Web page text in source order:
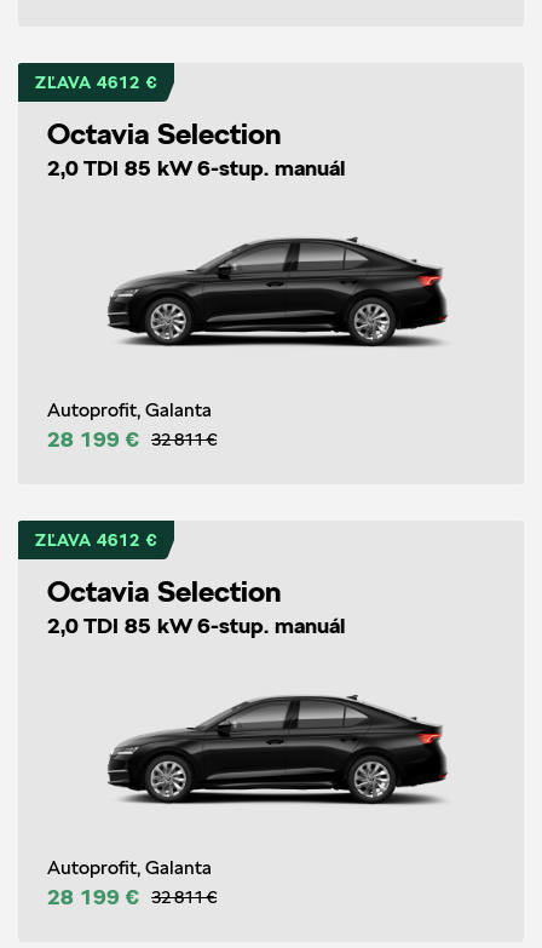
ZĽAVA 4612 €
Octavia Selection
2,0 TDI 85 kW 6-stup. manuál
Autoprofit, Galanta
28 199 € 32 811 €
ZĽAVA 4612 €
Octavia Selection
2,0 TDI 85 kW 6-stup. manuál
Autoprofit, Galanta
28 199 € 32 811 €